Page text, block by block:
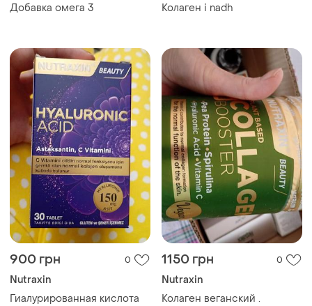
Добавка омега 3
Колаген і nadh
900 грн 0
Nutraxin
Гиалурированная кислота
1150 грн 0
Nutraxin
Колаген веганский .